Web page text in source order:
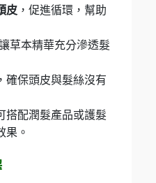
皮 ，促進循環，幫助
草本精華充分滲透髮
，確保頭皮與髮絲沒有
搭配潤髮產品或護髮
果。